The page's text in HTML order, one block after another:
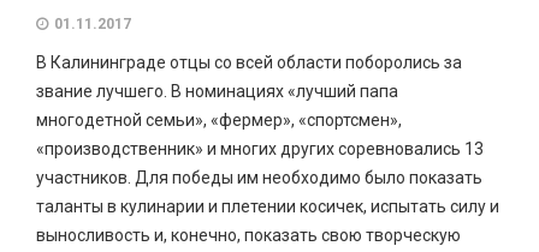
01.11.2017
В Калининграде отцы со всей области поборолись за
звание лучшего. В номинациях «лучший папа
многодетной семьи», «фермер», «спортсмен»,
«производственник» и многих других соревновались 13
участников. Для победы им необходимо было показать
таланты в кулинарии и плетении косичек, испытать силу и
выносливость и, конечно, показать свою творческую